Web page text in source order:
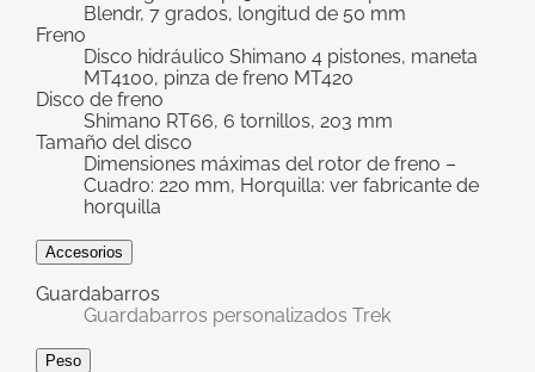
Blendr, 7 grados, longitud de 50 mm
Freno
Disco hidráulico Shimano 4 pistones, maneta
MT4100, pinza de freno MT420
Disco de freno
Shimano RT66, 6 tornillos, 203 mm
Tamaño del disco
Dimensiones máximas del rotor de freno –
Cuadro: 220 mm, Horquilla: ver fabricante de
horquilla
Accesorios
Guardabarros
Guardabarros personalizados Trek
Peso